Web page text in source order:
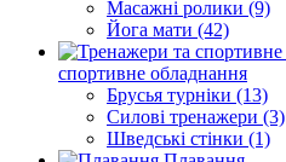
Масажні ролики (9)
Йога мати (42)
спортивне обладнання
Брусья турніки (13)
Силові тренажери (3)
Шведські стінки (1)